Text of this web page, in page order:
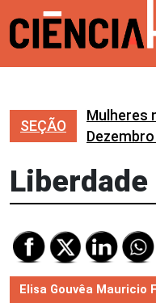
SEÇÃO
Mulheres
Elisa Gouvêa Mauricio